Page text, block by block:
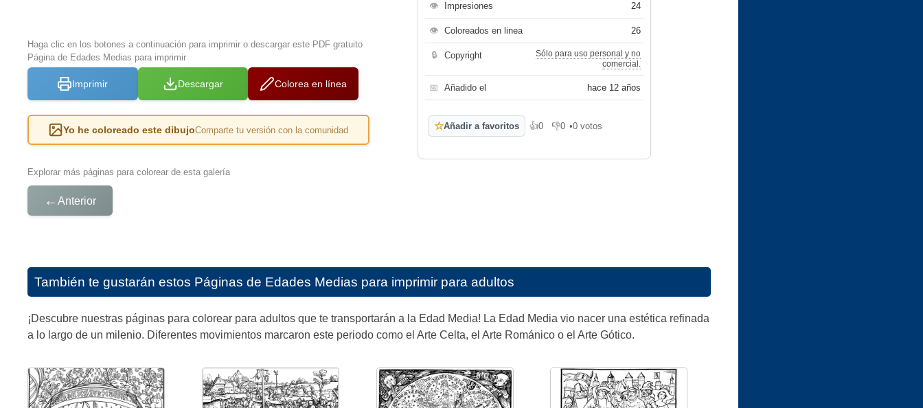
Haga clic en los botones a continuación para imprimir o descargar este PDF gratuito
Página de Edades Medias para imprimir
Imprimir Descargar Colorea en línea
Yo he coloreado este dibujoComparte tu versión con la comunidad
Explorar más páginas para colorear de esta galería
← Anterior
👁 Impresiones 24
👁 Coloreados en linea 26
🔒 Copyright
Sólo para uso personal y no
comercial.
📅 Añadido el hace 12 años
☆Añadir a favoritos 👍0
Me gusta
👎0
No me gusta
•0 votos
También te gustarán estos Páginas de Edades Medias para imprimir para adultos
¡Descubre nuestras páginas para colorear para adultos que te transportarán a la Edad Media! La Edad Media vio nacer una estética refinada
a lo largo de un milenio. Diferentes movimientos marcaron este periodo como el Arte Celta, el Arte Románico o el Arte Gótico.